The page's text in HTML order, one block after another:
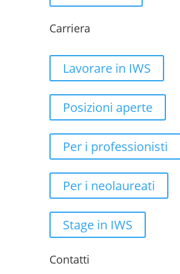
Carriera
Lavorare in IWS
Posizioni aperte
Per i professionisti
Per i neolaureati
Stage in IWS
Contatti